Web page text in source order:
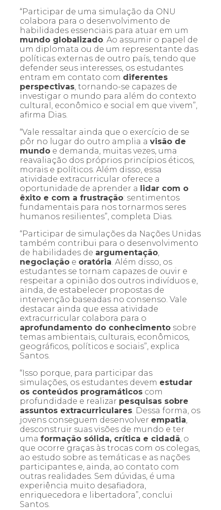
“Participar de uma simulação da ONU
colabora para o desenvolvimento de
habilidades essenciais para atuar em um
mundo globalizado. Ao assumir o papel de
um diplomata ou de um representante das
políticas externas de outro país, tendo que
defender seus interesses, os estudantes
entram em contato com diferentes
perspectivas, tornando-se capazes de
investigar o mundo para além do contexto
cultural, econômico e social em que vivem”,
afirma Dias.
“Vale ressaltar ainda que o exercício de se
pôr no lugar do outro amplia a visão de
mundo e demanda, muitas vezes, uma
reavaliação dos próprios princípios éticos,
morais e políticos. Além disso, essa
atividade extracurricular oferece a
oportunidade de aprender a lidar com o
êxito e com a frustração: sentimentos
fundamentais para nos tornarmos seres
humanos resilientes”, completa Dias.
“Participar de simulações da Nações Unidas
também contribui para o desenvolvimento
de habilidades de argumentação,
negociação e oratória. Além disso, os
estudantes se tornam capazes de ouvir e
respeitar a opinião dos outros indivíduos e,
ainda, de estabelecer propostas de
intervenção baseadas no consenso. Vale
destacar ainda que essa atividade
extracurricular colabora para o
aprofundamento do conhecimento sobre
temas ambientais, culturais, econômicos,
geográficos, políticos e sociais”, explica
Santos.
“Isso porque, para participar das
simulações, os estudantes devem estudar
os conteúdos programáticos com
profundidade e realizar pesquisas sobre
assuntos extracurriculares. Dessa forma, os
jovens conseguem desenvolver empatia,
desconstruir suas visões de mundo e ter
uma formação sólida, crítica e cidadã, o
que ocorre graças às trocas com os colegas,
ao estudo sobre as temáticas e as nações
participantes e, ainda, ao contato com
outras realidades. Sem dúvidas, é uma
experiência muito desafiadora,
enriquecedora e libertadora”, conclui
Santos.